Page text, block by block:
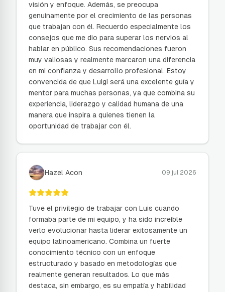
visión y enfoque. Además, se preocupa
genuinamente por el crecimiento de las personas
que trabajan con él. Recuerdo especialmente los
consejos que me dio para superar los nervios al
hablar en público. Sus recomendaciones fueron
muy valiosas y realmente marcaron una diferencia
en mi confianza y desarrollo profesional. Estoy
convencida de que Luigi será una excelente guía y
mentor para muchas personas, ya que combina su
experiencia, liderazgo y calidad humana de una
manera que inspira a quienes tienen la
oportunidad de trabajar con él.
Hazel Acon 09 jul 2026
Tuve el privilegio de trabajar con Luis cuando
formaba parte de mi equipo, y ha sido increíble
verlo evolucionar hasta liderar exitosamente un
equipo latinoamericano. Combina un fuerte
conocimiento técnico con un enfoque
estructurado y basado en metodologías que
realmente generan resultados. Lo que más
destaca, sin embargo, es su empatía y habilidad